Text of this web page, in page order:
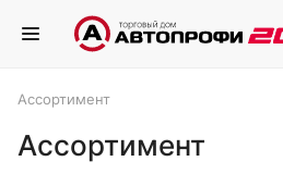
Ассортимент
Ассортимент